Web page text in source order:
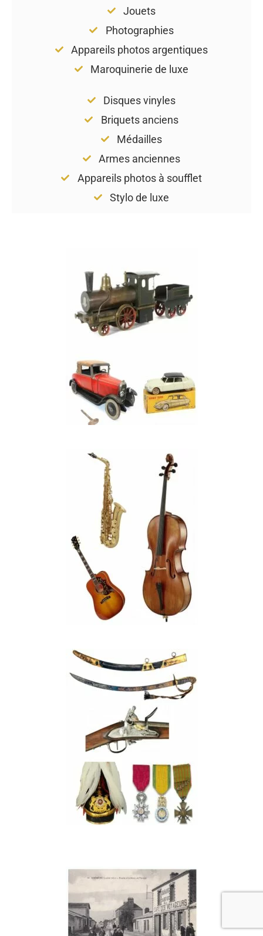
Jouets
Photographies
Appareils photos argentiques
Maroquinerie de luxe
Disques vinyles
Briquets anciens
Médailles
Armes anciennes
Appareils photos à soufflet
Stylo de luxe